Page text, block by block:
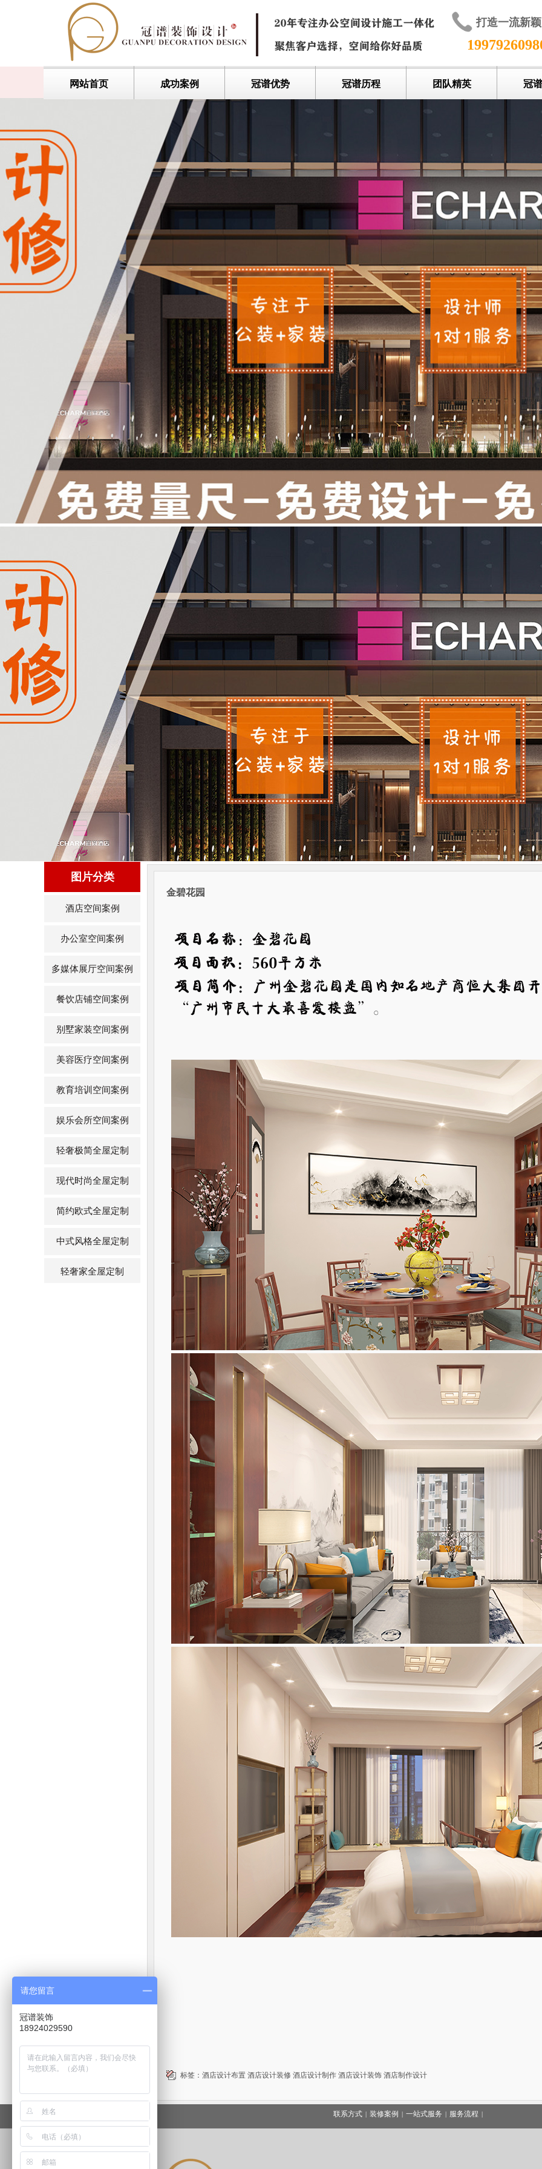
打造一流新
网站首页 成功案例 冠谱优势 冠谱历程 团队精英 冠
金碧花园
标签： 酒店设计布置 酒店设计装修 酒店设计制作 酒店设计装饰 酒店制作设计
图片分类
酒店空间案例
办公室空间案例
多媒体展厅空间案例
餐饮店铺空间案例
别墅家装空间案例
美容医疗空间案例
教育培训空间案例
娱乐会所空间案例
轻奢极简全屋定制
现代时尚全屋定制
简约欧式全屋定制
中式风格全屋定制
轻奢家全屋定制
联系方式 | 装修案例 | 一站式服务 | 服务流程 |
请您留言
冠谱装饰
18924029590